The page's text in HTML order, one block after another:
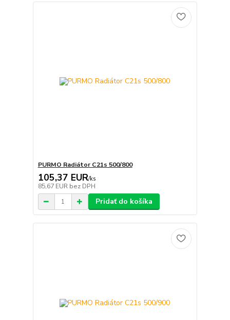
PURMO Radiátor C21s 500/800
105,37 EUR/ks
85,67 EUR bez DPH
Pridať do košíka